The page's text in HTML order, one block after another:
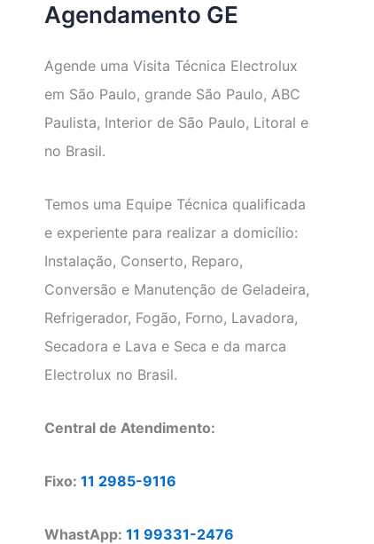
Agendamento GE
Agende uma Visita Técnica Electrolux
em São Paulo, grande São Paulo, ABC
Paulista, Interior de São Paulo, Litoral e
no Brasil.
Temos uma Equipe Técnica qualificada
e experiente para realizar a domicílio:
Instalação, Conserto, Reparo,
Conversão e Manutenção de Geladeira,
Refrigerador, Fogão, Forno, Lavadora,
Secadora e Lava e Seca e da marca
Electrolux no Brasil.
Central de Atendimento:
Fixo: 11 2985-9116
WhastApp: 11 99331-2476